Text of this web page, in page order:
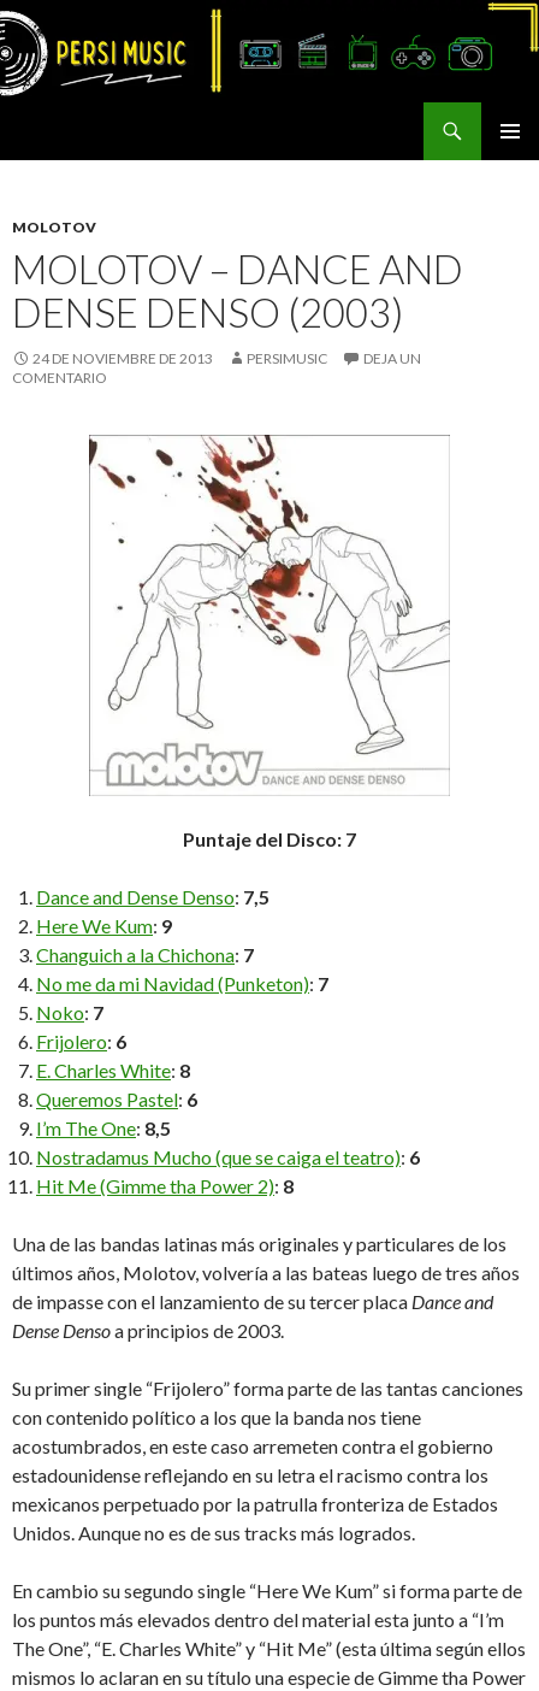
MOLOTOV
MOLOTOV – DANCE AND
DENSE DENSO (2003)
24 DE NOVIEMBRE DE 2013 PERSIMUSIC
DEJA UN
COMENTARIO
Puntaje del Disco: 7
Dance and Dense Denso: 7,5
Here We Kum: 9
Changuich a la Chichona: 7
No me da mi Navidad (Punketon): 7
Noko: 7
Frijolero: 6
E. Charles White: 8
Queremos Pastel: 6
I’m The One: 8,5
Nostradamus Mucho (que se caiga el teatro): 6
Hit Me (Gimme tha Power 2): 8
Una de las bandas latinas más originales y particulares de los
últimos años, Molotov, volvería a las bateas luego de tres años
de impasse con el lanzamiento de su tercer placa Dance and
Dense Densoa principios de 2003.
Su primer single “Frijolero” forma parte de las tantas canciones
con contenido político a los que la banda nos tiene
acostumbrados, en este caso arremeten contra el gobierno
estadounidense reflejando en su letra el racismo contra los
mexicanos perpetuado por la patrulla fronteriza de Estados
Unidos. Aunque no es de sus tracks más logrados.
En cambio su segundo single “Here We Kum” si forma parte de
los puntos más elevados dentro del material esta junto a “I’m
The One”, “E. Charles White” y “Hit Me” (esta última según ellos
mismos lo aclaran en su título una especie de Gimme tha Power